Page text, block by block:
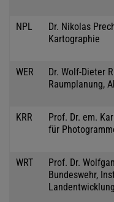
NPL
Dr. Nikolas
Kartographie
WER
Dr. Wolf-Dieter
Raumplanung,
KRR
Prof. Dr. em.
für
WRT
Prof. Dr.
Bundeswehr,